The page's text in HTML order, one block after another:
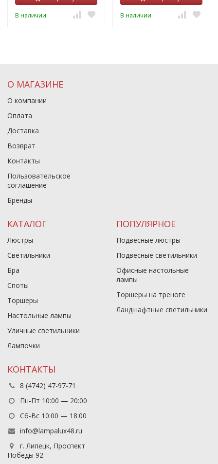
В наличии В наличии
О МАГАЗИНЕ
О компании
Оплата
Доставка
Возврат
Контакты
Пользовательское
соглашение
Бренды
КАТАЛОГ
Люстры
Светильники
Бра
Споты
Торшеры
Настольные лампы
Уличные светильники
Лампочки
ПОПУЛЯРНОЕ
Подвесные люстры
Подвесные светильники
Офисные настольные
лампы
Торшеры на треноге
Ландшафтные светильники
КОНТАКТЫ
8 (4742) 47-97-71
Пн-Пт 10:00 — 20:00
Сб-Вс 10:00 — 18:00
info@lampalux48.ru
г. Липецк, Проспект
Победы 92